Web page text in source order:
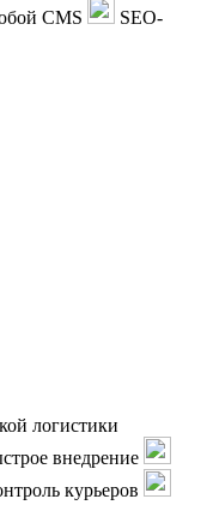
CMS
SEO-
логистики
внедрение
курьеров